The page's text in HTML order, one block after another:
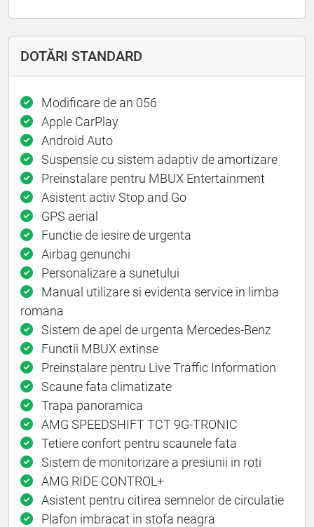
DOTĂRI STANDARD
Modificare de an 056
Apple CarPlay
Android Auto
Suspensie cu sistem adaptiv de amortizare
Preinstalare pentru MBUX Entertainment
Asistent activ Stop and Go
GPS aerial
Functie de iesire de urgenta
Airbag genunchi
Personalizare a sunetului
Manual utilizare si evidenta service in limba
romana
Sistem de apel de urgenta Mercedes-Benz
Functii MBUX extinse
Preinstalare pentru Live Traffic Information
Scaune fata climatizate
Trapa panoramica
AMG SPEEDSHIFT TCT 9G-TRONIC
Tetiere confort pentru scaunele fata
Sistem de monitorizare a presiunii in roti
AMG RIDE CONTROL+
Asistent pentru citirea semnelor de circulatie
Plafon imbracat in stofa neagra